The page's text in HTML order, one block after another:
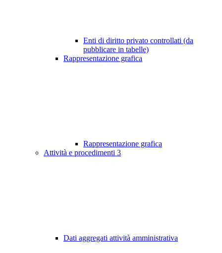
Enti di diritto privato controllati (da
pubblicare in tabelle)
Rappresentazione grafica
Rappresentazione grafica
Attività e procedimenti 3
Dati aggregati attività amministrativa